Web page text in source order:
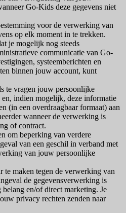
Go-Kids deze gegevens niet
voor de verwerking van
op elk moment in te trekken.
je mogelijk nog steeds
communicatie van Go-
systeemberichten en
binnen jouw account, kunt
te vragen jouw persoonlijke
en, indien mogelijk, deze informatie
(in een overdraagbaar formaat) aan
wanneer de verwerking is
of contract.
om beperking van verdere
van een geschil in verband met
van jouw persoonlijke
te maken tegen de verwerking van
de gegevensverwerking is
belang en/of direct marketing. Je
privacy rechten zenden naar